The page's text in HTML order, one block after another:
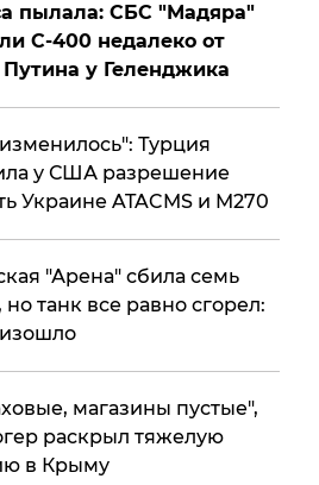
пылала: СБС "Мадяра"
С-400 недалеко от
у Геленджика
Турция
у США разрешение
Украине ATACMS и M270
"Арена" сбила семь
танк все равно сгорел:
магазины пустые",
раскрыл тяжелую
в Крыму